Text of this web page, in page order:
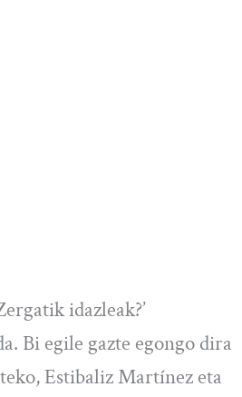
idazleak?’
Bi egile gazte egongo dira
Estibaliz Martínez eta